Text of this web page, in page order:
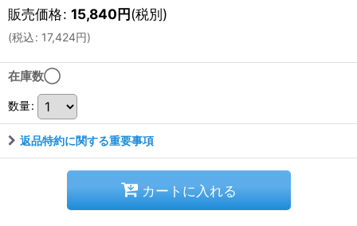
販売価格: 15,840円(税別)
(税込: 17,424円)
在庫数◯
数量:
返品特約に関する重要事項
カートに入れる